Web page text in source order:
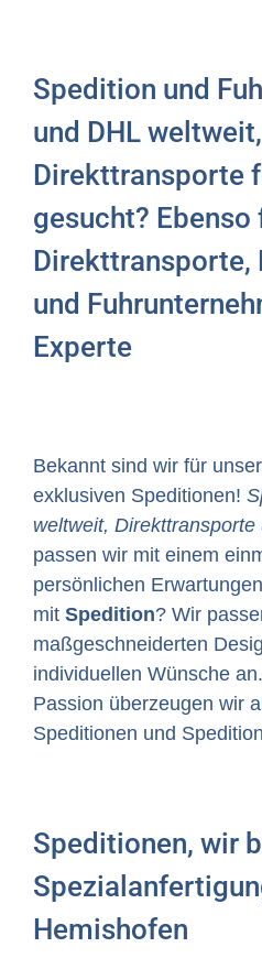
Spedition und
und DHL weltweit,
Direkttransporte
gesucht? Ebenso
Direkttransporte,
und
Experte
Bekannt sind wir für
exklusiven Speditionen!
weltweit,
passen wir mit einem
persönlichen
mit Spedition? Wir
maßgeschneiderten
individuellen Wünsche
Passion überzeugen wir
Speditionen und
Speditionen, wir
Hemishofen